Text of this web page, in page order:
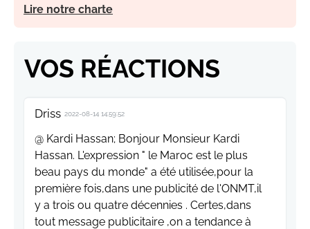
Lire notre charte
VOS RÉACTIONS
Driss 2022-08-14 14:59:52
@ Kardi Hassan; Bonjour Monsieur Kardi
Hassan. L'expression " le Maroc est le plus
beau pays du monde" a été utilisée,pour la
première fois,dans une publicité de l'ONMT,il
y a trois ou quatre décennies . Certes,dans
tout message publicitaire ,on a tendance à